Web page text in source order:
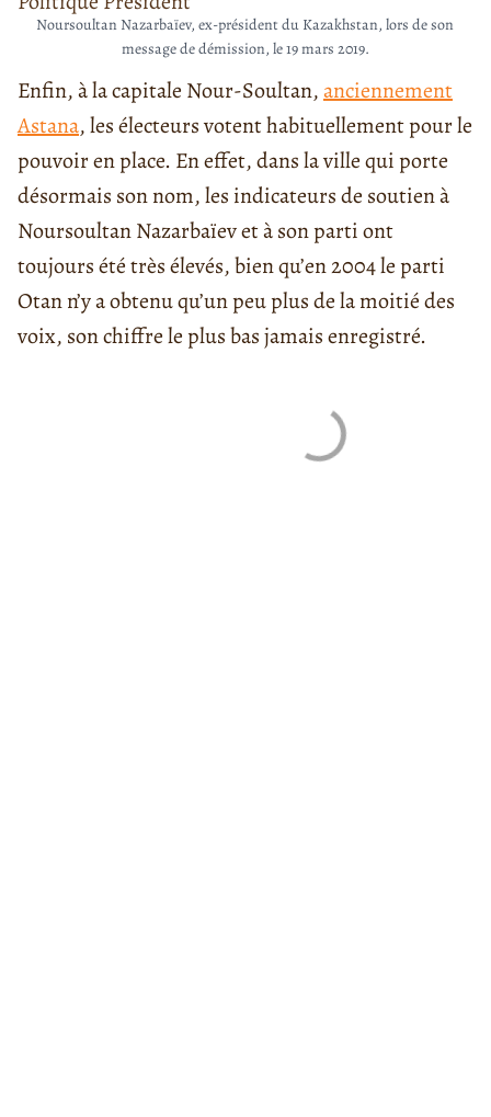
Noursoultan Nazarbaïev, ex-président du Kazakhstan, lors de son
message de démission, le 19 mars 2019.
Enfin, à la capitale Nour-Soultan,anciennement
Astana, les électeurs votent habituellement pour le
pouvoir en place. En effet, dans la ville qui porte
désormais son nom, les indicateurs de soutien à
Noursoultan Nazarbaïev et à son parti ont
toujours été très élevés, bien qu’en 2004 le parti
Otan n’y a obtenu qu’un peu plus de la moitié des
voix, son chiffre le plus bas jamais enregistré.